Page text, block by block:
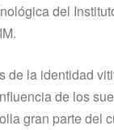
del
de la identidad
de los
gran parte del